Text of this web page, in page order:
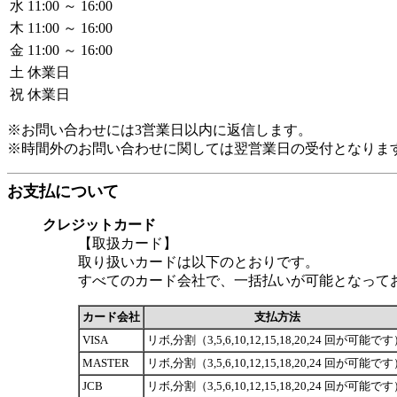
水 11:00 ～ 16:00
木 11:00 ～ 16:00
金 11:00 ～ 16:00
土 休業日
祝 休業日
※お問い合わせには3営業日以内に返信します。
※時間外のお問い合わせに関しては翌営業日の受付となりま
お支払について
クレジットカード
【取扱カード】
取り扱いカードは以下のとおりです。
すべてのカード会社で、一括払いが可能となって
カード会社
支払方法
VISA
リボ,分割（3,5,6,10,12,15,18,20,24 回が可能です
MASTER
リボ,分割（3,5,6,10,12,15,18,20,24 回が可能です
JCB
リボ,分割（3,5,6,10,12,15,18,20,24 回が可能です